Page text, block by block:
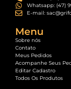
Whatsapp: (47)
E-mail:
Menu
Sobre nós
Contato
Meus Pedidos
Acompanhe Seus
Editar Cadastro
Todos Os Produtos